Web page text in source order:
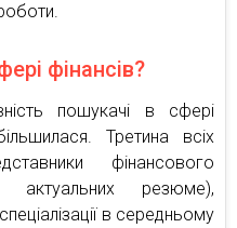
фінансів?
пошукачі в сфері
Третина всіх
фінансового
резюме),
в середньому